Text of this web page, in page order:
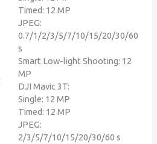
Timed: 12 MP
JPEG:
0.7/1/2/3/5/7/10/15/20/30/60
s
Smart Low-light Shooting: 12
MP
DJI Mavic 3T:
Single: 12 MP
Timed: 12 MP
JPEG:
2/3/5/7/10/15/20/30/60 s